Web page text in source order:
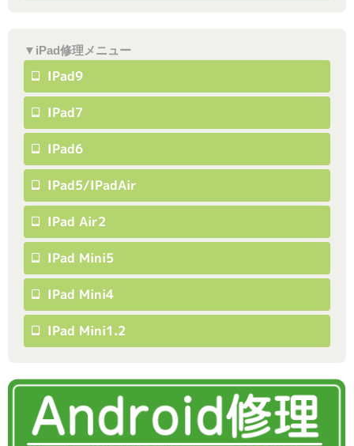
▼iPad修理メニュー
IPad9
IPad7
IPad6
IPad5/iPadAir
IPad Air2
IPad Mini5
IPad Mini4
IPad Mini1.2